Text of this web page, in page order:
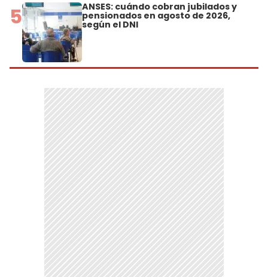
5 ANSES: cuándo cobran jubilados y
pensionados en agosto de 2026,
según el DNI